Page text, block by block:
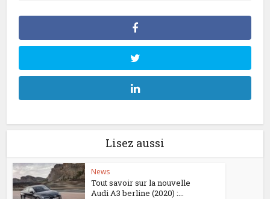
Lisez aussi
News
Tout savoir sur la nouvelle
Audi A3 berline (2020) :...